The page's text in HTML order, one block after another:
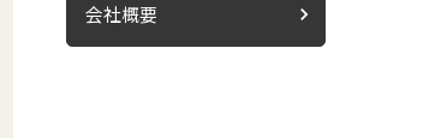
会社概要